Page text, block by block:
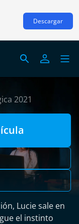
Descargar
2021
Lucie sale en
el instinto